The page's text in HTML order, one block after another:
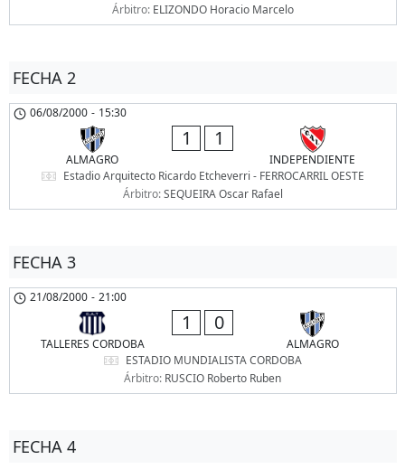
Árbitro: ELIZONDO Horacio Marcelo
FECHA 2
06/08/2000 - 15:30
ALMAGRO
1 1
INDEPENDIENTE
Estadio Arquitecto Ricardo Etcheverri - FERROCARRIL OESTE
Árbitro:SEQUEIRA Oscar Rafael
FECHA 3
21/08/2000 - 21:00
TALLERES CORDOBA
1 0
ALMAGRO
ESTADIO MUNDIALISTA CORDOBA
Árbitro: RUSCIO Roberto Ruben
FECHA 4